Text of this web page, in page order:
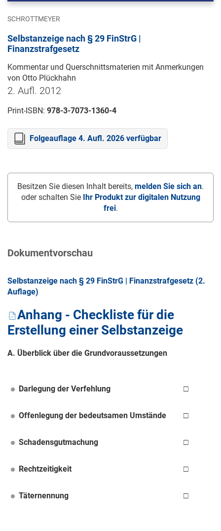
SCHROTTMEYER
Selbstanzeige nach § 29 FinStrG |
Finanzstrafgesetz
Kommentar und Querschnittsmaterien mit Anmerkungen
von Otto Plückhahn
2. Aufl. 2012
Print-ISBN: 978-3-7073-1360-4
Folgeauflage 4. Aufl. 2026 verfügbar
Besitzen Sie diesen Inhalt bereits, melden Sie sich an.
oder schalten Sie
Ihr Produkt zur digitalen Nutzung
frei.
Dokumentvorschau
Selbstanzeige nach § 29 FinStrG | Finanzstrafgesetz (2.
Auflage)
Anhang - Checkliste für die
Erstellung einer Selbstanzeige
A. Überblick über die Grundvoraussetzungen
Darlegung der Verfehlung □
Offenlegung der bedeutsamen Umstände □
Schadensgutmachung □
Rechtzeitigkeit □
Täternennung □